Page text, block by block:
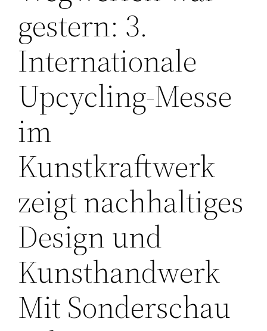
gestern: 3.
Internationale
Upcycling-Messe
im
Kunstkraftwerk
zeigt nachhaltiges
Design und
Kunsthandwerk
Mit Sonderschau